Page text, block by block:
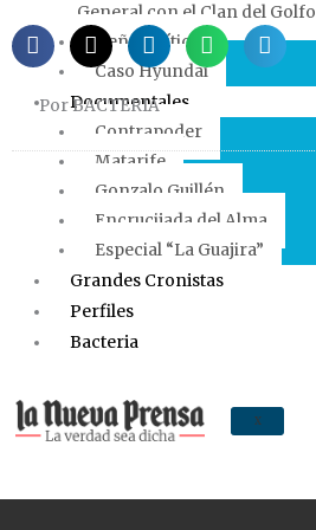
General con el Clan del Golfo
Ñeñepolítica
Caso Hyundai
Documentales
Contrapoder
Matarife
Gonzalo Guillén
Encrucijada del Alma
Especial “La Guajira”
Grandes Cronistas
Perfiles
Bacteria
X
Por BACTERIA